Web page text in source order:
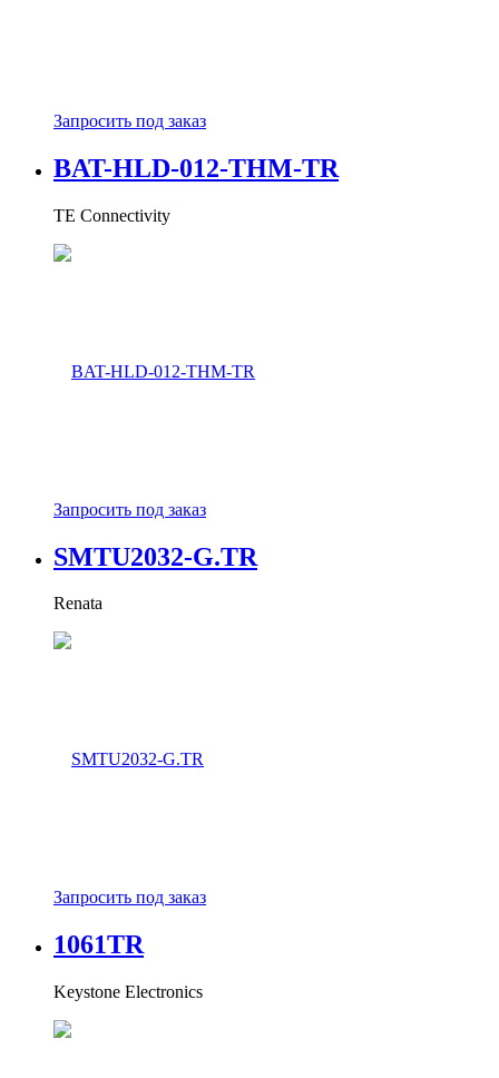
Запросить под заказ
BAT-HLD-012-THM-TR
TE Connectivity
Запросить под заказ
SMTU2032-G.TR
Renata
Запросить под заказ
1061TR
Keystone Electronics